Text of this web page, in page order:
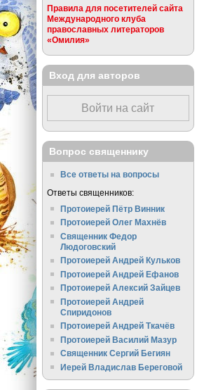
Правила для посетителей сайта
Международного клуба
православных литераторов
«Омилия»
Вход для авторов
Войти на сайт
Вопрос священнику
Все ответы на вопросы
Ответы священников:
Протоиерей Пётр Винник
Протоиерей Олег Махнёв
Священник Федор
Людоговский
Протоиерей Андрей Кульков
Протоиерей Андрей Ефанов
Протоиерей Алексий Зайцев
Протоиерей Андрей
Спиридонов
Протоиерей Андрей Ткачёв
Протоиерей Василий Мазур
Священник Сергий Бегиян
Иерей Владислав Береговой